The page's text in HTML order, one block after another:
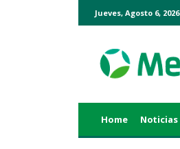
Jueves, Agosto 6, 2026
Home Noticias